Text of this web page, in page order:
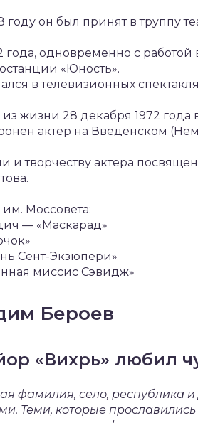
году он был принят в труппу
года, одновременно с работой
«Юность».
в телевизионных
жизни 28 декабря 1972 года
актёр на Введенском
и творчеству актера
им. Моссовета:
— «Маскарад»
Сент-Экзюпери»
миссис Сэвидж»
Бероев
«Вихрь» любил
фамилия, село, республика
Теми, которые прославились